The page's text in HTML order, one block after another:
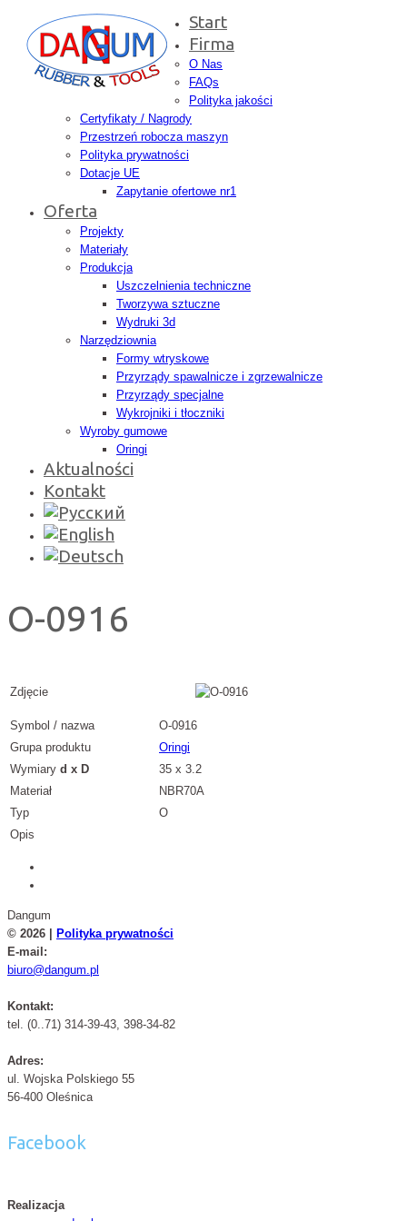
Start
Firma
O Nas
FAQs
Polityka jakości
Certyfikaty / Nagrody
Przestrzeń robocza maszyn
Polityka prywatności
Dotacje UE
Zapytanie ofertowe nr1
Oferta
Projekty
Materiały
Produkcja
Uszczelnienia techniczne
Tworzywa sztuczne
Wydruki 3d
Narzędziownia
Formy wtryskowe
Przyrządy spawalnicze i zgrzewalnicze
Przyrządy specjalne
Wykrojniki i tłoczniki
Wyroby gumowe
Oringi
Aktualności
Kontakt
O-0916
Zdjęcie
Symbol / nazwa
O-0916
Grupa produktu
Oringi
Wymiary d x D
35 x 3.2
Materiał
NBR70A
Typ
O
Opis
Dangum
© 2026 |
Polityka prywatności
E-mail:
biuro@dangum.pl
Kontakt:
tel. (0..71) 314-39-43, 398-34-82
Adres:
ul. Wojska Polskiego 55
56-400 Oleśnica
Facebook
Realizacja